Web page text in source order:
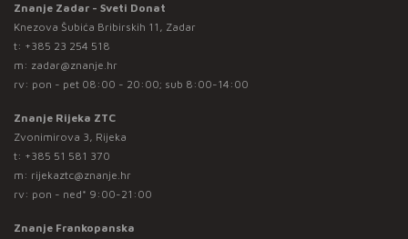
Znanje Zadar - Sveti Donat
Knezova Šubića Bribirskih 11, Zadar
t: +385 23 254 518
m: zadar@znanje.hr
rv: pon - pet 08:00 - 20:00; sub 8:00-14:00
Znanje Rijeka ZTC
Zvonimirova 3, Rijeka
t: +385 51 581 370
m: rijekaztc@znanje.hr
rv: pon - ned* 9:00-21:00
Znanje Frankopanska